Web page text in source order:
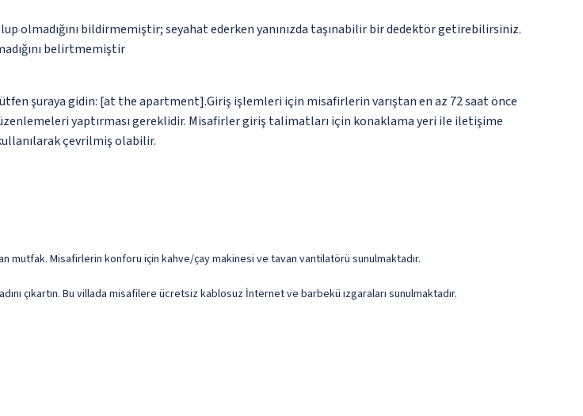
olmadığını bildirmemiştir; seyahat ederken yanınızda taşınabilir bir dedektör getirebilirsiniz.
belirtmemiştir
şuraya gidin: [at the apartment].Giriş işlemleri için misafirlerin varıştan en az 72 saat önce
yaptırması gereklidir. Misafirler giriş talimatları için konaklama yeri ile iletişime
çevrilmiş olabilir.
mutfak. Misafirlerin konforu için kahve/çay makinesi ve tavan vantilatörü sunulmaktadır.
çıkartın. Bu villada misafilere ücretsiz kablosuz İnternet ve barbekü ızgaraları sunulmaktadır.